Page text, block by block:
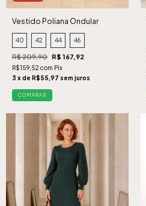
Vestido Poliana Ondular
Marinho
40 42 44 46
R$ 209,90 R$ 167,92
R$159,52 com Pix
3 x de R$55,97 sem juros
COMPRAR